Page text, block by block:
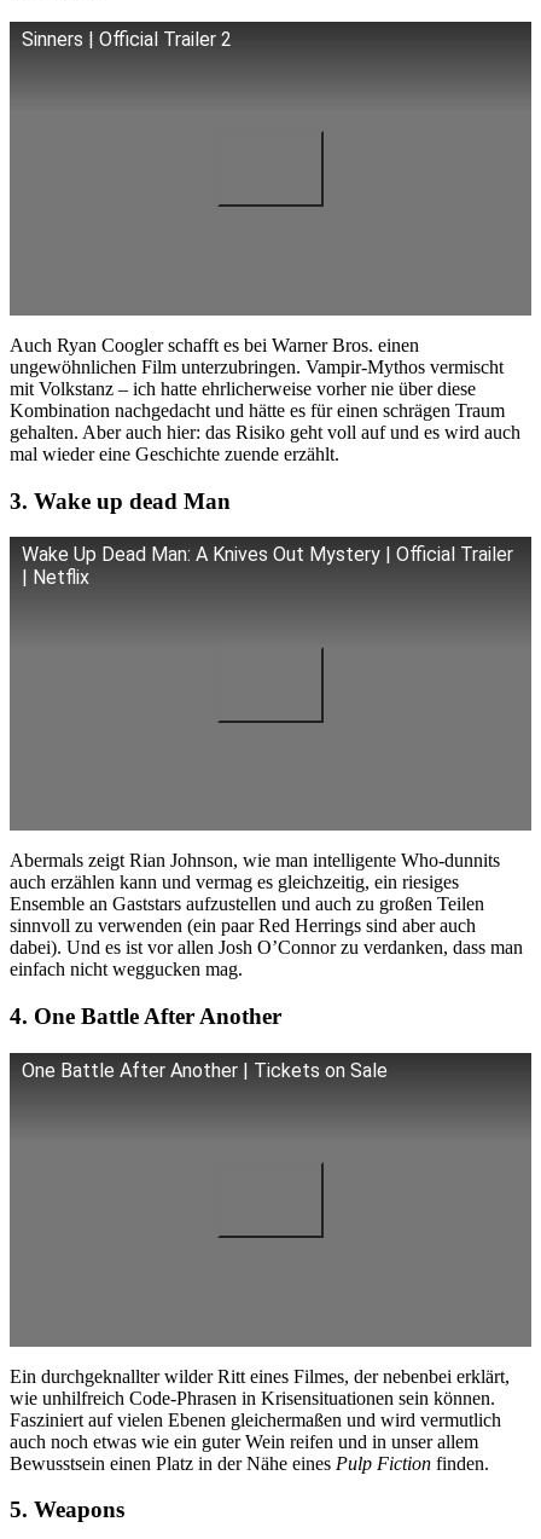
Sinners | Official Trailer 2
Auch Ryan Coogler schafft es bei Warner Bros. einen
ungewöhnlichen Film unterzubringen. Vampir-Mythos vermischt
mit Volkstanz – ich hatte ehrlicherweise vorher nie über diese
Kombination nachgedacht und hätte es für einen schrägen Traum
gehalten. Aber auch hier: das Risiko geht voll auf und es wird auch
mal wieder eine Geschichte zuende erzählt.
3. Wake up dead Man
Wake Up Dead Man: A Knives Out Mystery | Official Trailer
| Netflix
Abermals zeigt Rian Johnson, wie man intelligente Who-dunnits
auch erzählen kann und vermag es gleichzeitig, ein riesiges
Ensemble an Gaststars aufzustellen und auch zu großen Teilen
sinnvoll zu verwenden (ein paar Red Herrings sind aber auch
dabei). Und es ist vor allen Josh O’Connor zu verdanken, dass man
einfach nicht weggucken mag.
4. One Battle After Another
One Battle After Another | Tickets on Sale
Ein durchgeknallter wilder Ritt eines Filmes, der nebenbei erklärt,
wie unhilfreich Code-Phrasen in Krisensituationen sein können.
Fasziniert auf vielen Ebenen gleichermaßen und wird vermutlich
auch noch etwas wie ein guter Wein reifen und in unser allem
Bewusstsein einen Platz in der Nähe eines Pulp Fiction finden.
5. Weapons